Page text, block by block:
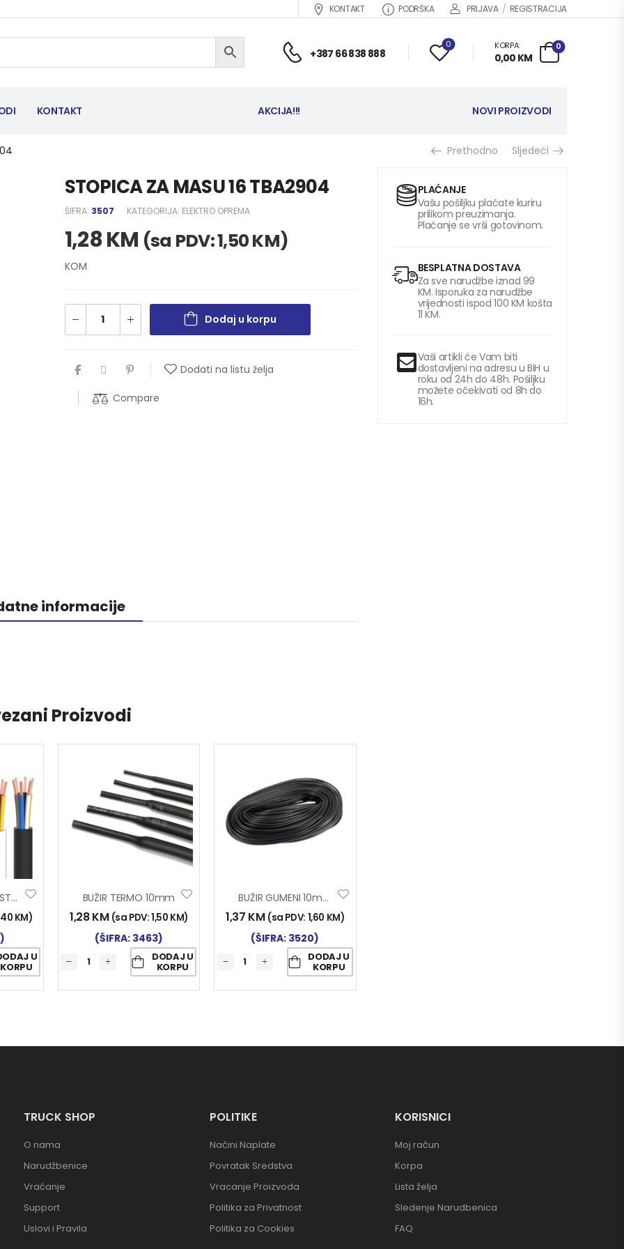
KONTAKT PODRŠKA PRIJAVA / REGISTRACIJA
+387 66 838 888
0 KORPA:
0,00 KM
0
KONTAKT AKCIJA!!! NOVI PROIZVODI
Prethodno Sljedeći
STOPICA ZA MASU 16 TBA2904
ŠIFRA: 3507 KATEGORIJA: ELEKTRO OPREMA
1,28KM (sa PDV:1,50KM)
KOM
Dodaj u korpu
Dodati na listu želja
Compare
informacije
Proizvodi
KABL ELEKTRO INST. 2×0.75
KM)
U
KORPU
BUŽIR TERMO 10mm
1,28KM (sa PDV:1,50 KM)
(ŠIFRA: 3463)
DODAJ U
KORPU
BUŽIR GUMENI 10mm
1,37 KM (sa PDV: 1,60 KM)
(ŠIFRA: 3520)
DODAJ U
KORPU
PLAĆANJE
Vašu pošiljku plaćate kuriru
prilikom preuzimanja.
Plaćanje se vrši gotovinom.
BESPLATNA DOSTAVA
Za sve narudžbe iznad 99
KM. Isporuka za narudžbe
vrijednosti ispod 100 KM košta
11 KM.
Vaši artikli će Vam biti
dostavljeni na adresu u BiH u
roku od 24h do 48h. Pošiljku
možete očekivati od 8h do
16h.
TRUCK SHOP
O nama
Narudžbenice
Vraćanje
Support
Uslovi i Pravila
POLITIKE
Načini Naplate
Povratak Sredstva
Vracanje Proizvoda
Politika za Privatnost
Politika za Cookies
KORISNICI
Moj račun
Korpa
Lista želja
Sledenje Narudbenica
FAQ